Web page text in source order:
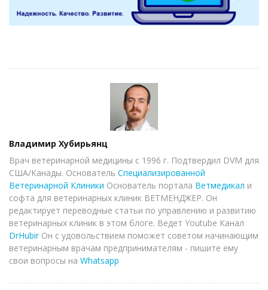
Author
Владимир Хубирьянц
Врач ветеринарной медицины с 1996 г. Подтвердил DVM для
США/Канады. Основатель Специализированной
Ветеринарной Клиники Основатель портала Ветмедикал и
софта для ветеринарных клиник ВЕТМЕНДЖЕР. Он
редактирует переводные статьи по управлению и развитию
ветеринарных клиник в этом блоге. Ведет Youtube Канал
DrHubirОн с удовольствием поможет советом начинающим
ветеринарным врачам предпринимателям - пишите ему
свои вопросы на Whatsapp